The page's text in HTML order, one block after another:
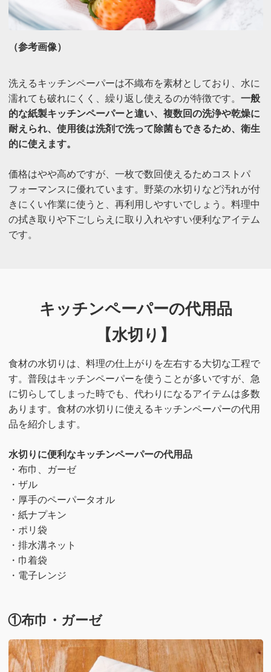
（参考画像）
洗えるキッチンペーパーは不織布を素材としており、水に
濡れても破れにくく、繰り返し使えるのが特徴です。 一般
的な紙製キッチンペーパーと違い、​複数回の洗浄や乾燥に
耐えられ、使用後は洗剤で洗って除菌もできるため、衛生
的に使えます。
価格はやや高めですが、一枚で数回使えるためコストパ
フォーマンスに優れています。野菜の水切りなど汚れが付
きにくい作業に使うと、再利用しやすいでしょう。料理中
の拭き取りや下ごしらえに取り入れやすい便利なアイテム
です。
キッチンペーパーの代用品
【水切り】
食材の水切りは、料理の仕上がりを左右する大切な工程で
す。普段はキッチンペーパーを使うことが多いですが、急
に切らしてしまった時でも、代わりになるアイテムは多数
あります。食材の水切りに使えるキッチンペーパーの代用
品を紹介します。
水切りに便利なキッチンペーパーの代用品
・布巾、ガーゼ
・ザル
・厚手のペーパータオル
・紙ナプキン
・ポリ袋
・排水溝ネット
・巾着袋
・電子レンジ
①布巾・ガーゼ